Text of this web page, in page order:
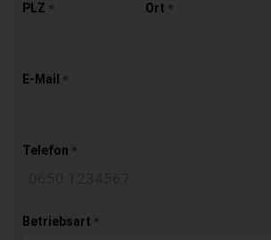
PLZ * Ort *
E-Mail *
Telefon *
Betriebsart *